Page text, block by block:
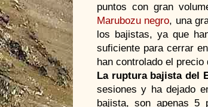
puntos con gran
Marubozu negro, una
los bajistas, ya que
suficiente para cerrar
han controlado el precio
La ruptura bajista del
sesiones y ha dejado
bajista, son apenas 5